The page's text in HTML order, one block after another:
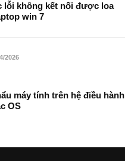
lỗi không kết nối được loa
win 7
2026
máy tính trên hệ điều hành
OS